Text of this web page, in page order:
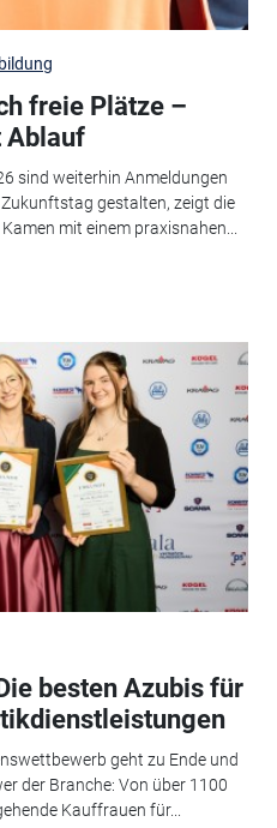
freie Plätze –
Ablauf
sind weiterhin Anmeldungen
gestalten, zeigt die
mit einem praxisnahen...
besten Azubis für
geht zu Ende und
der Branche: Von über 1100
Kauffrauen für...